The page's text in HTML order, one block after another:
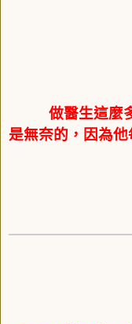
做醫生這麼
是無奈的，因為